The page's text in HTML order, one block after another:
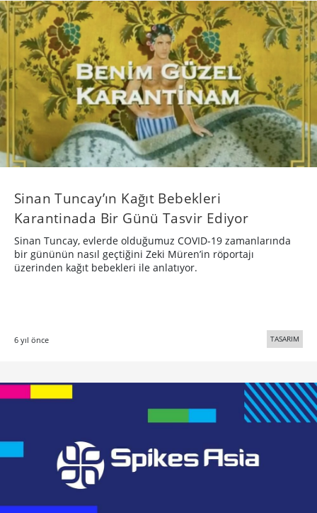
Sinan Tuncay’ın Kağıt Bebekleri
Karantinada Bir Günü Tasvir Ediyor
Sinan Tuncay, evlerde olduğumuz COVID-19 zamanlarında
bir gününün nasıl geçtiğini Zeki Müren’in röportajı
üzerinden kağıt bebekleri ile anlatıyor.
6 yıl önce TASARIM